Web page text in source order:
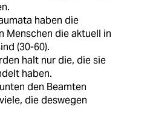
haben die
Menschen die aktuell in
(30-60).
halt nur die, die sie
haben.
den Beamten
die deswegen